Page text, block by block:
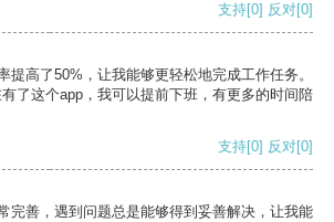
支持[0] 反对[0]
提高了50%，让我能够更轻松地完成工作任务。
了这个app，我可以提前下班，有更多的时间陪
支持[0] 反对[0]
完善，遇到问题总是能够得到妥善解决，让我能